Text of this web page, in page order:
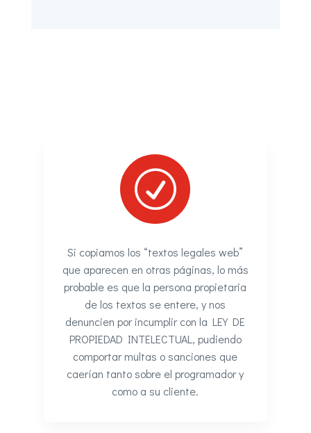
R
Si copiamos los “textos legales web”
que aparecen en otras páginas, lo más
probable es que la persona propietaria
de los textos se entere, y nos
denuncien por incumplir con la LEY DE
PROPIEDAD INTELECTUAL, pudiendo
comportar multas o sanciones que
caerían tanto sobre el programador y
como a su cliente.